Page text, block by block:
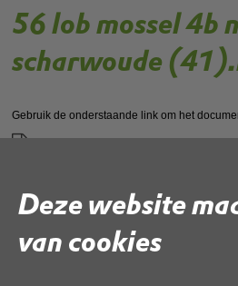
Deze website
van cookies
56 lob mossel 4b
scharwoude
Gebruik de onderstaande link om het
Deel deze pagina